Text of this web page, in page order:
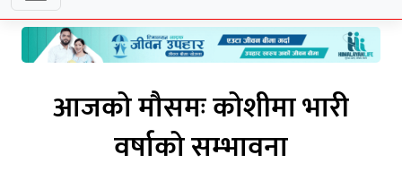
आजको मौसमः कोशीमा भारी
वर्षाको सम्भावना